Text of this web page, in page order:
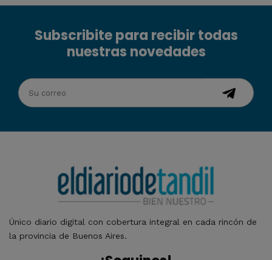
Subscribite para recibir todas
nuestras novedades
Único diario digital con cobertura integral en cada rincón de
la provincia de Buenos Aires.